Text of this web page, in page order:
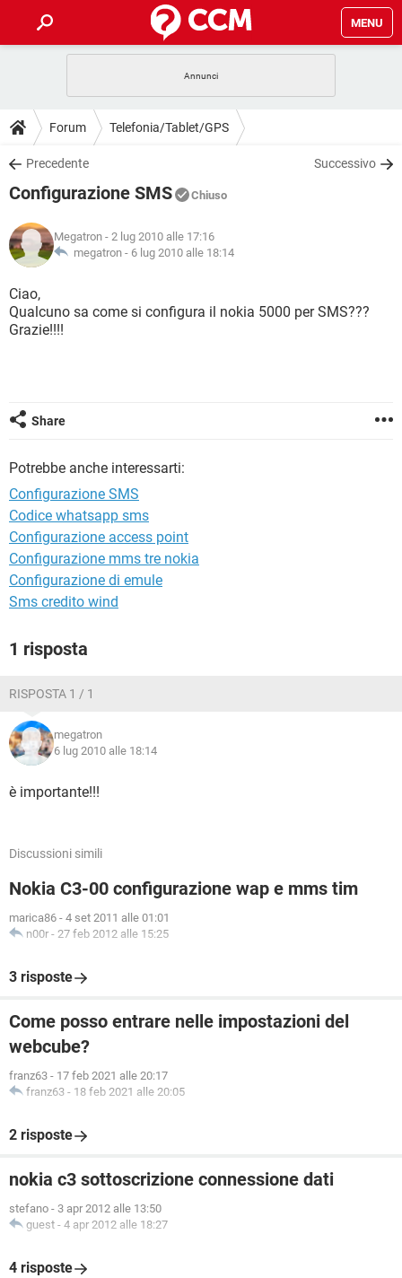
MENU
INTRATTENIMENTO ANDROID
iOS
INSTAGRAM WHATSAPP
TIKTOK
HARDWARE
GUIDE
COVID-19 GAMING
INSTAGRAM
TIKTOK
HARDWARE
DOWNLOAD
COVID-19 GAMING
INTRATTENIMENTO
iOS WINDOWS 10
INSTAGRAM
TIKTOK FACEBOOK
FORUM
COVID-19
INTRATTENIMENTO
iOS
INSTAGRAM
GLOSSARIO
COVID-19
INTRATTENIMENTO ANDROID
TIKTOK
Forum Telefonia/Tablet/GPS
Precedente Successivo
Configurazione SMS Chiuso
Megatron - 2 lug 2010 alle 17:16
megatron - 6 lug 2010 alle 18:14
Ciao,
Qualcuno sa come si configura il nokia 5000 per SMS???
Grazie!!!!
Share
Potrebbe anche interessarti:
Configurazione SMS
Codice whatsapp sms
Configurazione access point
Configurazione mms tre nokia
Configurazione di emule
Sms credito wind
1 risposta
RISPOSTA 1 / 1
megatron
6 lug 2010 alle 18:14
è importante!!!
Discussioni simili
Nokia C3-00 configurazione wap e mms tim
marica86 - 4 set 2011 alle 01:01
n00r - 27 feb 2012 alle 15:25
3 risposte
Come posso entrare nelle impostazioni del
webcube?
franz63 - 17 feb 2021 alle 20:17
franz63 - 18 feb 2021 alle 20:05
2 risposte
nokia c3 sottoscrizione connessione dati
stefano - 3 apr 2012 alle 13:50
guest - 4 apr 2012 alle 18:27
4 risposte